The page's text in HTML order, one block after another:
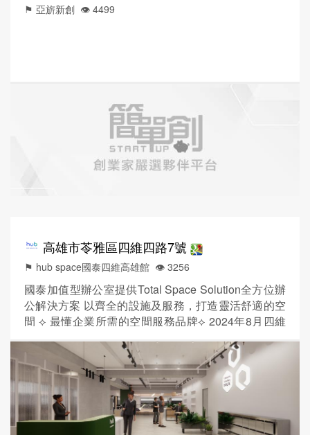
⚑ 亞旂新創 👁️‍ 4499
高雄市苓雅區四維四路7號
⚑ hub space國泰四維高雄館 👁️‍ 3256
國泰加值型辦公室提供Total Space Solution全方位辦
公解決方案 以齊全的設施及服務，打造靈活舒適的空
間 ⟡ 最懂企業所需的空間服務品牌⟡ 2024年8月四維
理服務經驗，提供彈性空間，滿足大中小型企業的需
求 租金包含水、電、清潔費及管理費，長租享免費工
商登記，貼心為您省下裝潢的時間及成本 ▌ 滿足各企
業需求，2~7人獨立辦公室格局...